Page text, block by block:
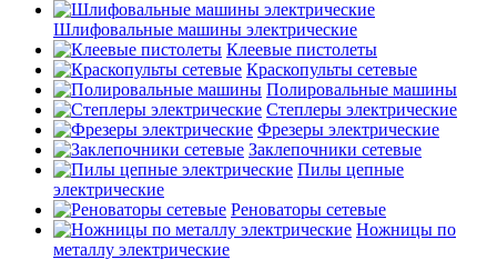
Шлифовальные машины электрические
Клеевые пистолеты
Краскопульты сетевые
Полировальные машины
Степлеры электрические
Фрезеры электрические
Заклепочники сетевые
Пилы цепные
электрические
Реноваторы сетевые
Ножницы по
металлу электрические